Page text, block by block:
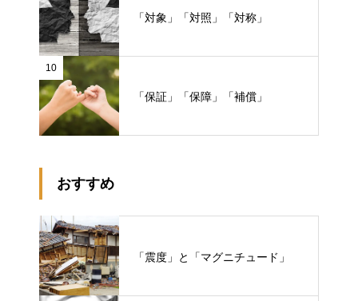
「対象」「対照」「対称」
10
「保証」「保障」「補償」
おすすめ
「震度」と「マグニチュード」